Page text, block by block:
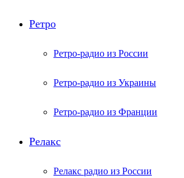
Ретро
Ретро-радио из России
Ретро-радио из Украины
Ретро-радио из Франции
Релакс
Релакс радио из России